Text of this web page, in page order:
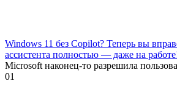
Windows 11 без Copilot? Теперь вы
ассистента полностью — даже на
Microsoft наконец-то разрешила
01